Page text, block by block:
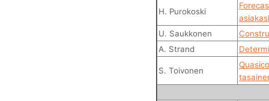
H. Purokoski
U. Saukkonen
A. Strand
S. Toivonen